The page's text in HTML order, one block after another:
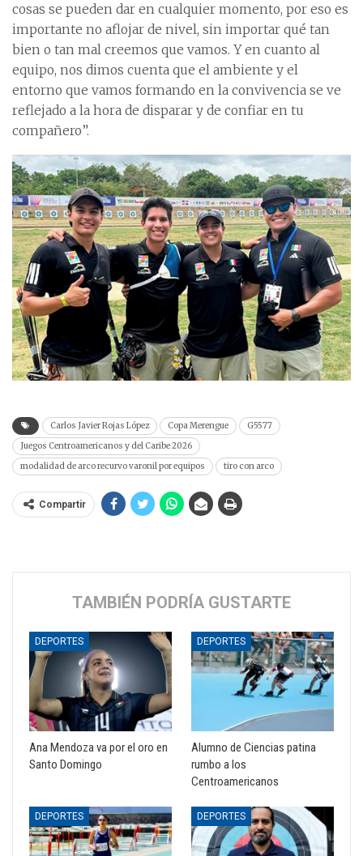
cosas se pueden dar en cualquier momento, por eso es
importante no aflojar de nivel, sin importar qué tan
bien o tan mal creemos que vamos. Y en cuanto al
equipo, nos dimos cuenta que el ambiente y el
entorno que vamos formando en la convivencia se ve
reflejado a la hora de disparar y de confiar en tu
compañero”.
Carlos Javier Rojas López Copa Merengue
G5577
Juegos Centroamericanos y del Caribe 2026
modalidad de arco recurvo varonil por equipos
tiro con arco
Compartir
TAMBIÉN PODRÍA GUSTARTE
DEPORTES
Ana Mendoza va por el oro en
Santo Domingo
DEPORTES
Alumno de Ciencias patina
rumbo a los
Centroamericanos
DEPORTES DEPORTES